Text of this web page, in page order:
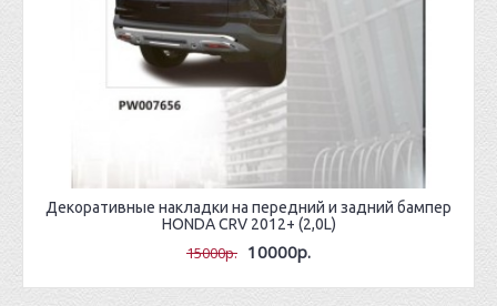
Декоративные накладки на передний и задний бампер
HONDA CRV 2012+ (2,0L)
15000р. 10000р.